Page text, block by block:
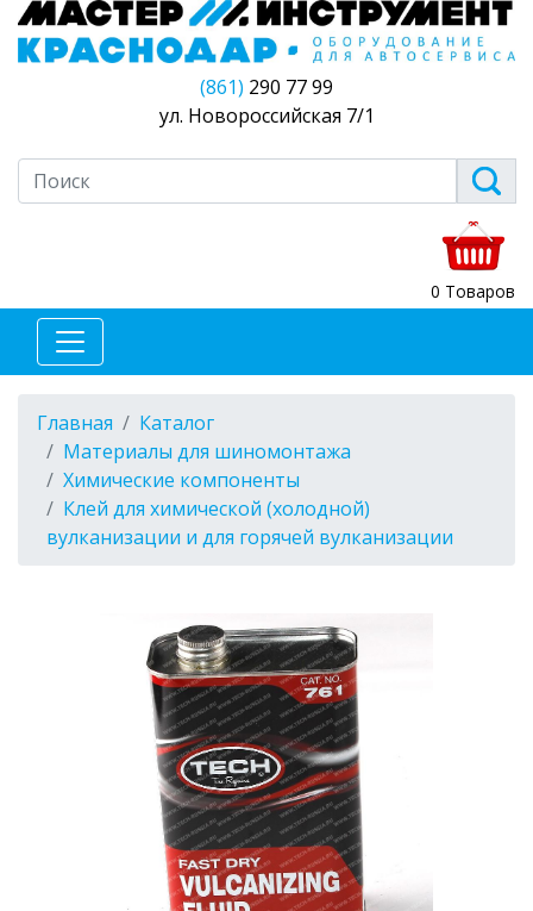
(861) 290 77 99
ул. Новороссийская 7/1
0 Товаров
Главная
Каталог
Материалы для шиномонтажа
Химические компоненты
Клей для химической (холодной)
вулканизации и для горячей вулканизации